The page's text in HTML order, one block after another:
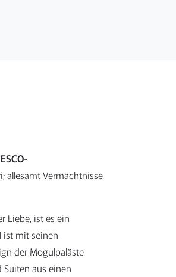
-
allesamt Vermächtnisse
Liebe, ist es ein
ist mit seinen
der Mogulpaläste
aus einen